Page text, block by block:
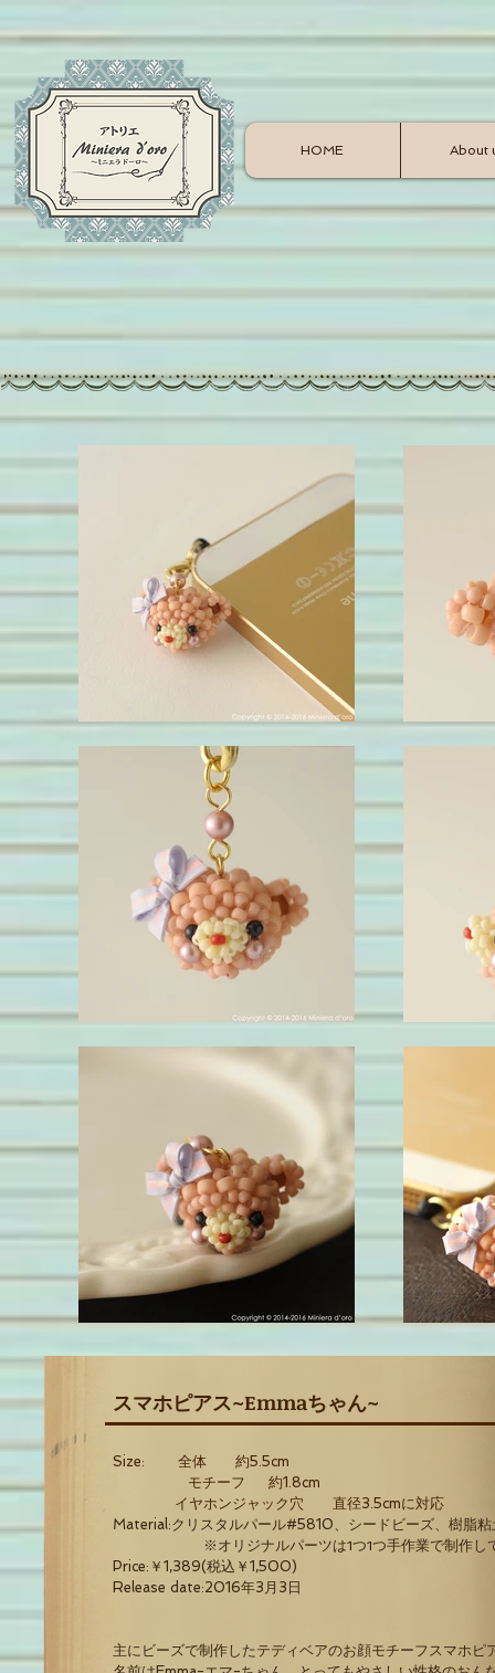
HOME About
スマホピアス~Emmaちゃん~
Size: 全体 約5.5cm
モチーフ 約1.8cm
イヤホンジャック穴 直径3.5cmに対応
Material:クリスタルパール#5810、シードビーズ、樹脂
※オリジナルパーツは1つ1つ手作業で制作してい
Price:￥1 ,389(税込￥1 ,500)
Release date:2016年3月3日
主にビーズで制作したテディベアのお顔モチーフスマホピ